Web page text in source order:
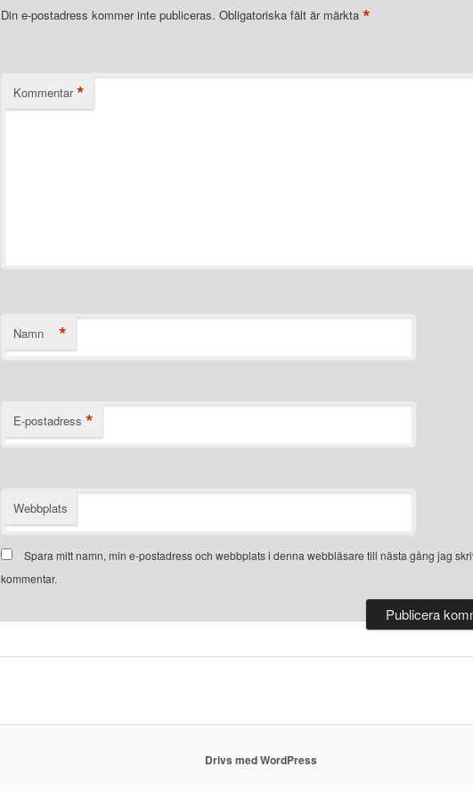
Din e-postadress kommer inte publiceras. Obligatoriska fält är märkta *
Kommentar *
Namn *
E-postadress *
Webbplats
Spara mitt namn, min e-postadress och webbplats i denna webbläsare till nästa gång jag
kommentar.
Drivs med WordPress